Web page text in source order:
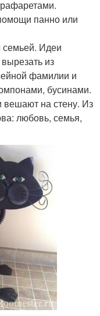
панно или
семьей. Идеи
из
фамилии и
бусинами.
вешают на стену. Из
любовь, семья,